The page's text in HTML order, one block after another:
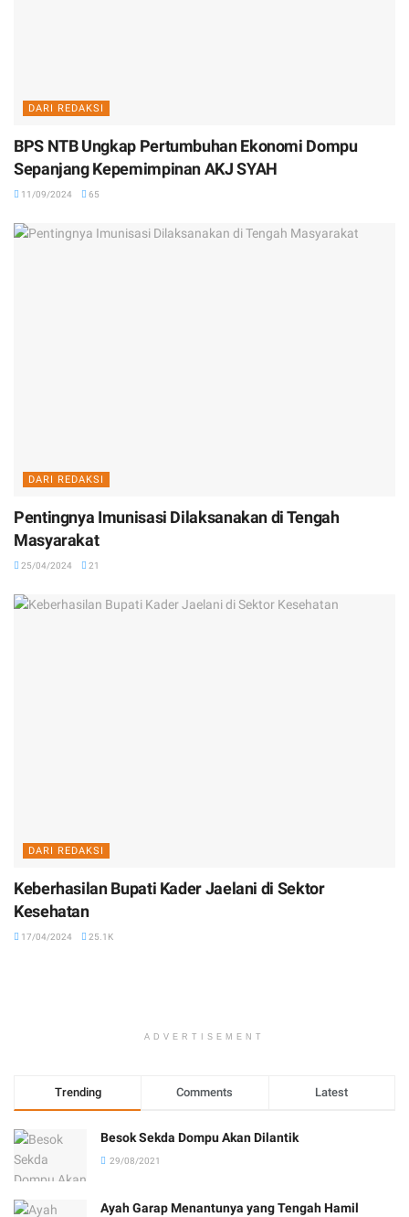
DARI REDAKSI
BPS NTB Ungkap Pertumbuhan Ekonomi Dompu
Sepanjang Kepemimpinan AKJ SYAH
11/09/2024 65
DARI REDAKSI
Pentingnya Imunisasi Dilaksanakan di Tengah
Masyarakat
25/04/2024 21
DARI REDAKSI
Keberhasilan Bupati Kader Jaelani di Sektor
Kesehatan
17/04/2024 25.1K
ADVERTISEMENT
Trending Comments Latest
Besok Sekda Dompu Akan Dilantik
29/08/2021
Ayah Garap Menantunya yang Tengah Hamil